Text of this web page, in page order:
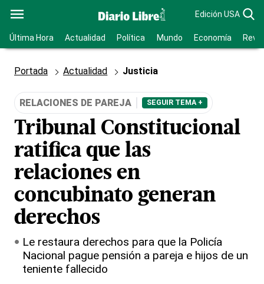
Edición USA
Última Hora Actualidad Política Mundo Economía
Portada Actualidad Justicia
RELACIONES DE PAREJA SEGUIR TEMA +
Tribunal Constitucional
ratifica que las
relaciones en
concubinato generan
derechos
Le restaura derechos para que la Policía
Nacional pague pensión a pareja e hijos de un
teniente fallecido